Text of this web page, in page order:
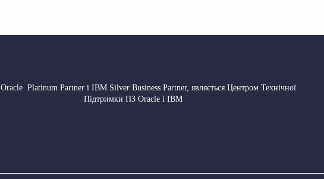
Platinum Partner і IBM Silver Business Partner, являється Центром Технічної
Підтримки ПЗ Oracle і IBM